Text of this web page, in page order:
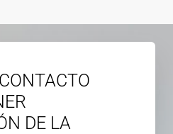
DE LA